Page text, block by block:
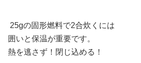
25gの固形燃料で2合炊くには
囲いと保温が重要です。
熱を逃さず！閉じ込める！